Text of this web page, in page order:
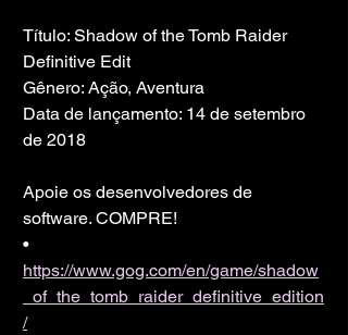
Título: Shadow of the Tomb Raider
Definitive Edit
Gênero: Ação, Aventura
Data de lançamento: 14 de setembro
de 2018
Apoie os desenvolvedores de
software. COMPRE!
•
https://www.gog.com/en/game/shadow
_of_the_tomb_raider_definitive_edition
/